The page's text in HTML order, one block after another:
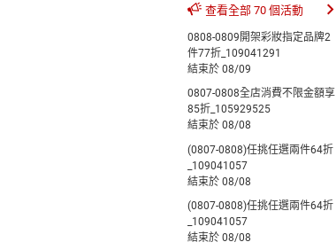
查看全部 70 個活動
0808-0809開架彩妝指定品牌2
件77折_109041291
結束於 08/09
0807-0808全店消費不限金額享
85折_105929525
結束於 08/08
(0807-0808)任挑任選兩件64折
_109041057
結束於 08/08
(0807-0808)任挑任選兩件64折
_109041057
結束於 08/08